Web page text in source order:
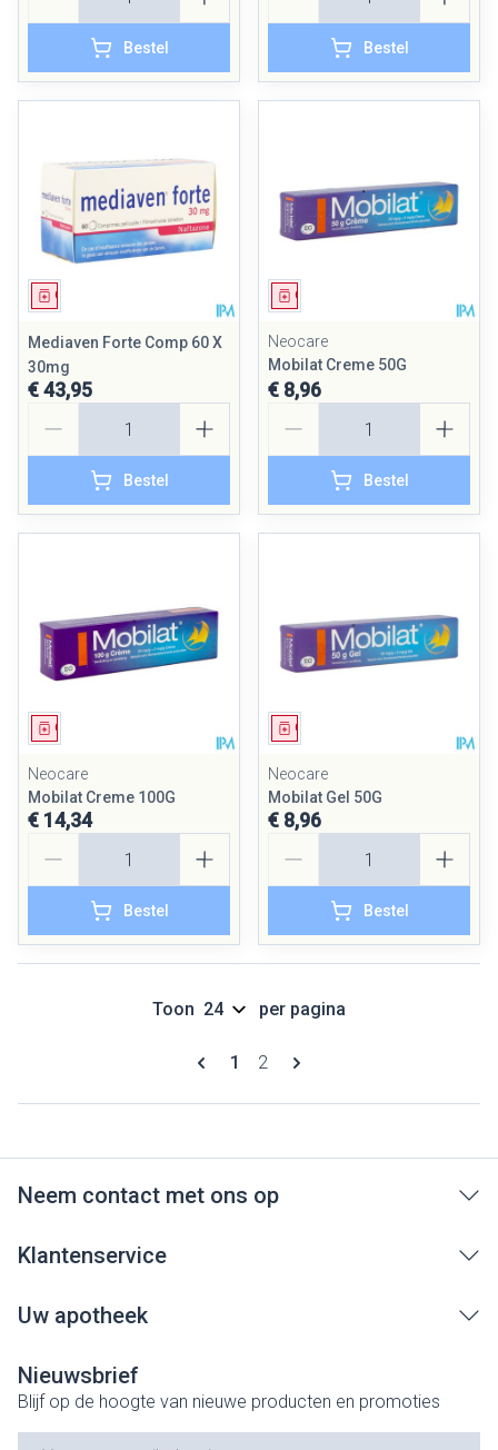
Bestel Bestel
Geneesmiddel
Mediaven Forte Comp 60 X
30mg
€ 43,95
Bestel
Geneesmiddel
Neocare
Mobilat Creme 50G
€ 8,96
Bestel
Geneesmiddel
Neocare
Mobilat Creme 100G
€ 14,34
Bestel
Geneesmiddel
Neocare
Mobilat Gel 50G
€ 8,96
Bestel
Pagina's
U lees momenteel pagina
1 Pagina
2
Toon per pagina
Neem contact met ons op
Klantenservice
Uw apotheek
Nieuwsbrief
Blijf op de hoogte van nieuwe producten en promoties